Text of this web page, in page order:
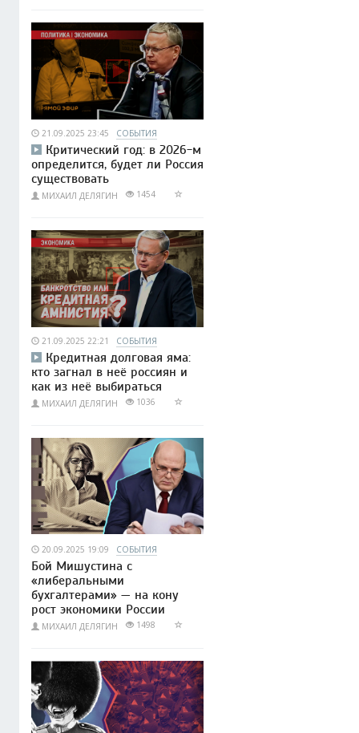
21.09.2025 23:45 СОБЫТИЯ
Критический год: в 2026-м
определится, будет ли Россия
существовать
МИХАИЛ ДЕЛЯГИН 1454
21.09.2025 22:21 СОБЫТИЯ
Кредитная долговая яма:
кто загнал в неё россиян и
как из неё выбираться
МИХАИЛ ДЕЛЯГИН 1036
20.09.2025 19:09 СОБЫТИЯ
Бой Мишустина с
«либеральными
бухгалтерами» — на кону
рост экономики России
МИХАИЛ ДЕЛЯГИН 1498